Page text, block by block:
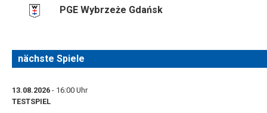
PGE Wybrzeże Gdańsk
nächste Spiele
13.08.2026 - 16:00 Uhr
TESTSPIEL